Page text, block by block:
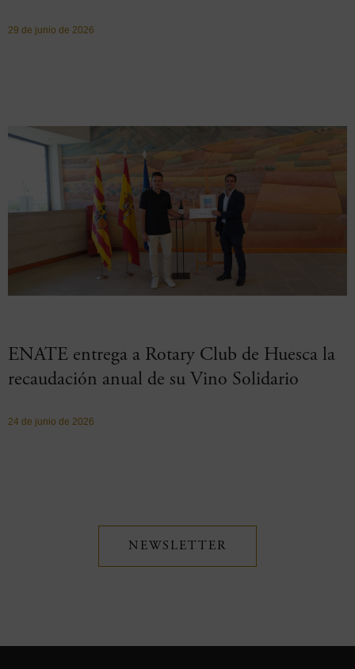
29 de junio de 2026
ENATE entrega a Rotary Club de Huesca la
recaudación anual de su Vino Solidario
24 de junio de 2026
NEWSLETTER